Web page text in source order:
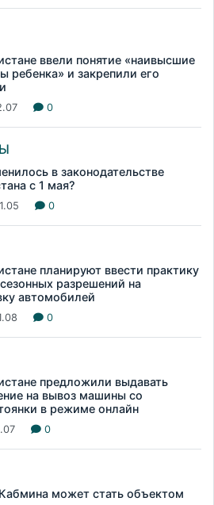
ввели понятие «наивысшие
ребенка» и закрепили его
0
в законодательстве
с 1 мая?
0
планируют ввести практику
разрешений на
автомобилей
0
предложили выдавать
на вывоз машины со
в режиме онлайн
0
может стать объектом